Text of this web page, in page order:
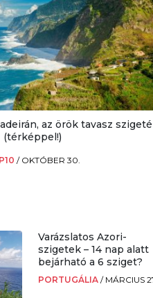
az örök tavasz
(térképpel!)
/ OKTÓBER 30.
Varázslatos Azori-
szigetek – 14 nap alatt
bejárható a 6 sziget?
PORTUGÁLIA / MÁRCIUS